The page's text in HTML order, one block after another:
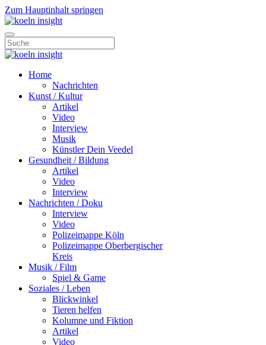
Zum Hauptinhalt springen
Home
Nachrichten
Kunst / Kultur
Artikel
Video
Interview
Musik
Künstler Dein Veedel
Gesundheit / Bildung
Artikel
Video
Interview
Nachrichten / Doku
Interview
Video
Polizeimappe Köln
Polizeimappe Oberbergischer
Kreis
Musik / Film
Spiel & Game
Soziales / Leben
Blickwinkel
Tieren helfen
Kolumne und Fiktion
Artikel
Video